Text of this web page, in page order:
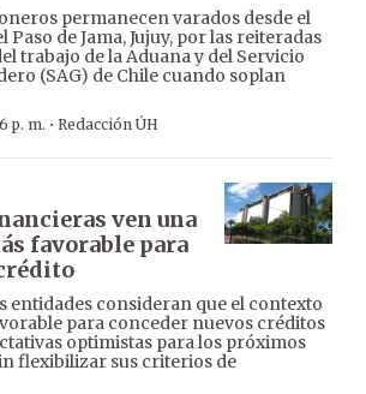
permanecen varados desde el
de Jama, Jujuy, por las reiteradas
trabajo de la Aduana y del Servicio
(SAG) de Chile cuando soplan
p. m. · Redacción ÚH
ven una
favorable para
entidades consideran que el contexto
para conceder nuevos créditos
optimistas para los próximos
flexibilizar sus criterios de